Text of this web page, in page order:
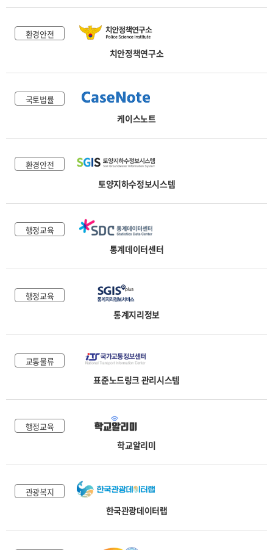
환경안전
치안정책연구소
국토법률
케이스노트
환경안전
토양지하수정보시스템
행정교육
통계데이터센터
행정교육
통계지리정보
교통물류
표준노드링크 관리시스템
행정교육
학교알리미
관광복지
한국관광데이터랩